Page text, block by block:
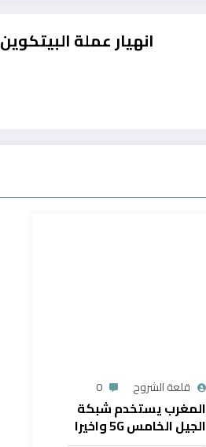
انهيار عملة البيتكوين
قلعة الشروح 0
المغرب يستخدم شبكة
الجيل الخامس 5G واخيرا